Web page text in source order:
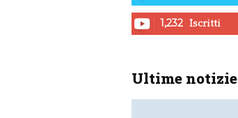
1,232 Iscritti
Ultime notizie